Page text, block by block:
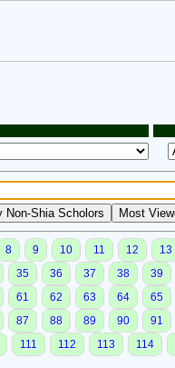
8 9 10 11 12
13
35 36 37 38
39
61 62 63 64
65
87 88 89 90
91
111 112 113
114